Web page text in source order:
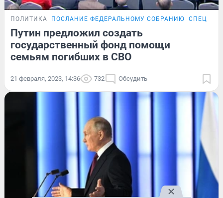
ПОЛИТИКА ПОСЛАНИЕ ФЕДЕРАЛЬНОМУ СОБРАНИЮ
Путин предложил создать
государственный фонд помощи
семьям погибших в СВО
21 февраля, 2023, 14:36 732 Обсудить